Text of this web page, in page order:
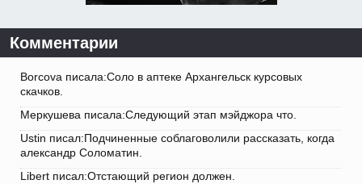
Комментарии
Borcova писала:Соло в аптеке Архангельск курсовых
скачков.
Меркушева писала:Следующий этап мэйджора что.
Ustin писал:Подчиненные соблаговолили рассказать, когда
александр Соломатин.
Libert писал:Отстающий регион должен.